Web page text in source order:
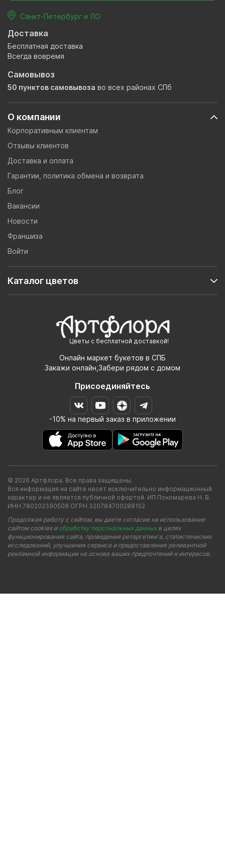
Цветы с бесплатной доставкой!
Онлайн маркет букетов в СПБ
Закажи онлайн,Забери рядом с домом
Присоединяйтесь
-10% на первый заказ в приложении
О компании
Корпоративным клиентам
Отзывы клиентов
Доставка и оплата
Гарантии, политика обмена и возврата
Блог
Вакансии
Новости
Франшиза
Войти
Каталог цветов
Санкт-Петербург и ЛО
Доставка
Бесплатная доставка
Всегда вовремя
Самовывоз
50 пунктов самовывоза во всех районах СПб
© 2026 Артфлора. Все права защищены.
Вся информация на сайте несет исключительно информационный
характер и не является публичной офертой. ИП Пономарева Н. В.
ИНН 780202390508 ОГРН 320784700288152
Продолжая работу с сайтом, вы даете согласие на использование
сайтом cookies и обработку персональных данныхв целях
функционирования сайта, проведения ретаргетинга, статистических
исследований, улучшения сервиса и предоставления релевантной
рекламной информации на основе ваших предпочтений и интересов.